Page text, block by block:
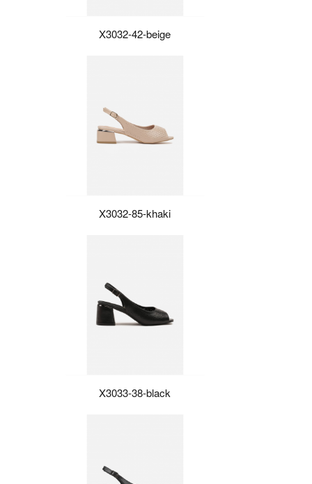
X3032-42-beige
X3032-85-khaki
X3033-38-black